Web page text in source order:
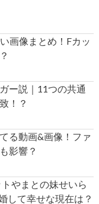
画像まとめ！Fカッ
ー説｜11つの共通
！？
る動画&画像！ファ
影響？
やまとの妹せいら
して幸せな現在は？